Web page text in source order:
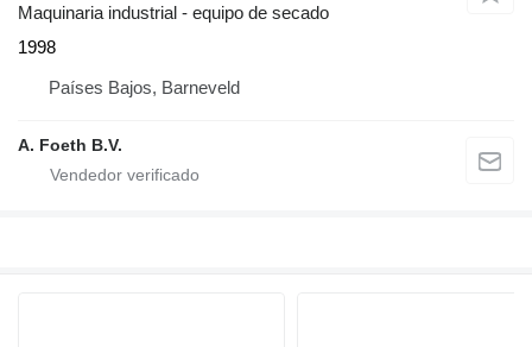
Maquinaria industrial - equipo de secado
1998
Países Bajos, Barneveld
A. Foeth B.V.